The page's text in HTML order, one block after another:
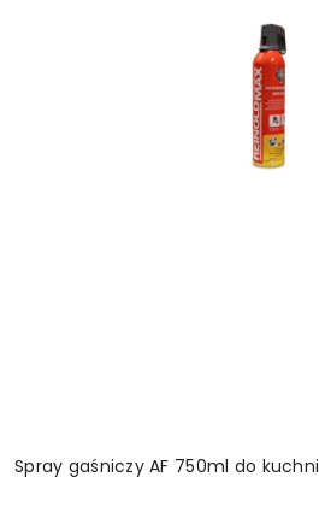
Spray gaśniczy AF 750ml do